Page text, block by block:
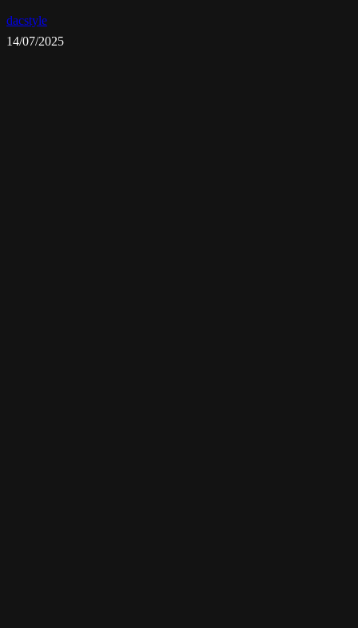
dacstyle
14/07/2025